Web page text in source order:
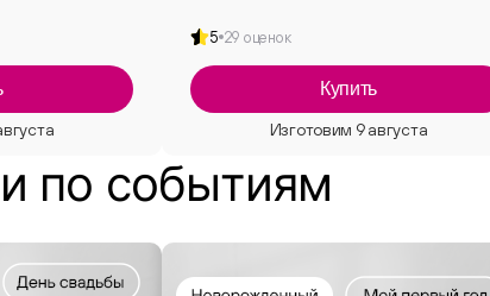
5 29 оценок
Купить
по событиям